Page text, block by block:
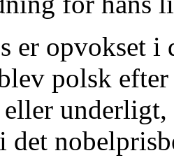
er opvokset
polsk